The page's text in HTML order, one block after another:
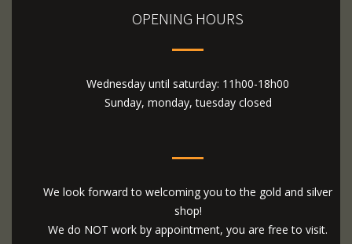
OPENING HOURS
Wednesday until saturday: 11h00-18h00
Sunday, monday, tuesday closed
We look forward to welcoming you to the gold and silver
shop!
We do NOT work by appointment, you are free to visit.